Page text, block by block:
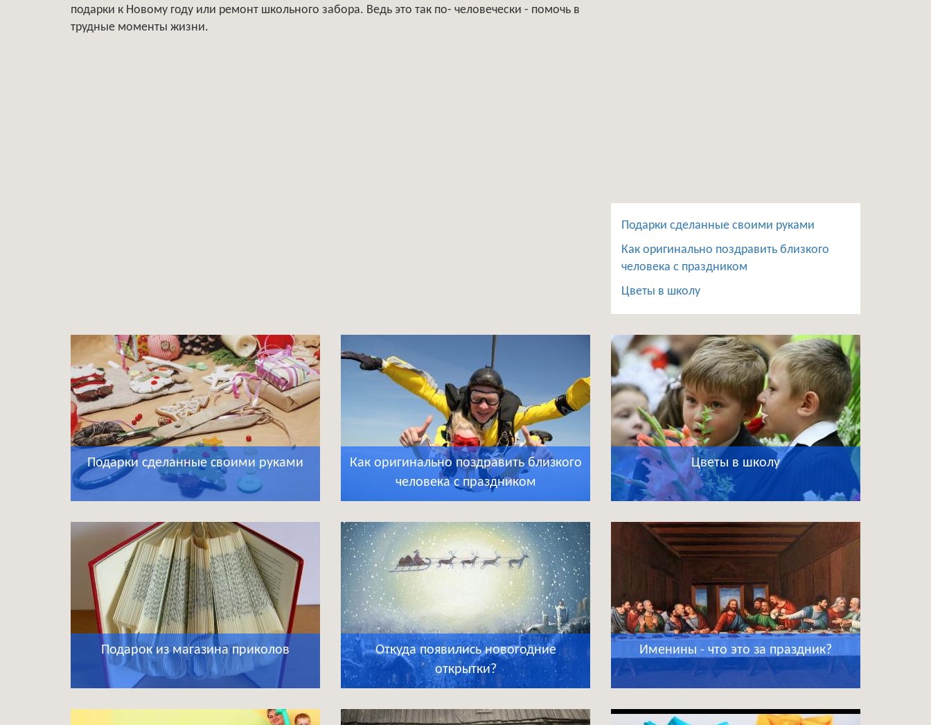
подарки к Новому году или ремонт школьного забора. Ведь это так по- человечески - помочь в
трудные моменты жизни.
Подарки сделанные своими руками
Как оригинально поздравить близкого
человека с праздником
Цветы в школу
Подарки сделанные своими руками
Как оригинально поздравить близкого
человека с праздником
Цветы в школу
Подарок из магазина приколов
Откуда появились новогодние
открытки?
Именины - что это за праздник?